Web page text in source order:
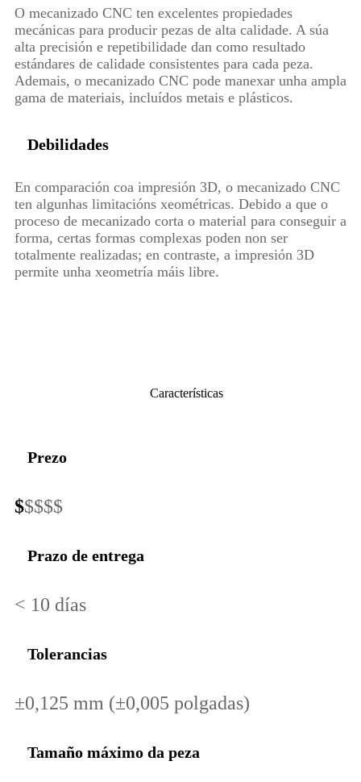
O mecanizado CNC ten excelentes propiedades
mecánicas para producir pezas de alta calidade. A súa
alta precisión e repetibilidade dan como resultado
estándares de calidade consistentes para cada peza.
Ademais, o mecanizado CNC pode manexar unha ampla
gama de materiais, incluídos metais e plásticos.
Debilidades
En comparación coa impresión 3D, o mecanizado CNC
ten algunhas limitacións xeométricas. Debido a que o
proceso de mecanizado corta o material para conseguir a
forma, certas formas complexas poden non ser
totalmente realizadas; en contraste, a impresión 3D
permite unha xeometría máis libre.
Características
Prezo
$$$$$
Prazo de entrega
< 10 días
Tolerancias
±0,125 mm (±0,005 polgadas)
Tamaño máximo da peza